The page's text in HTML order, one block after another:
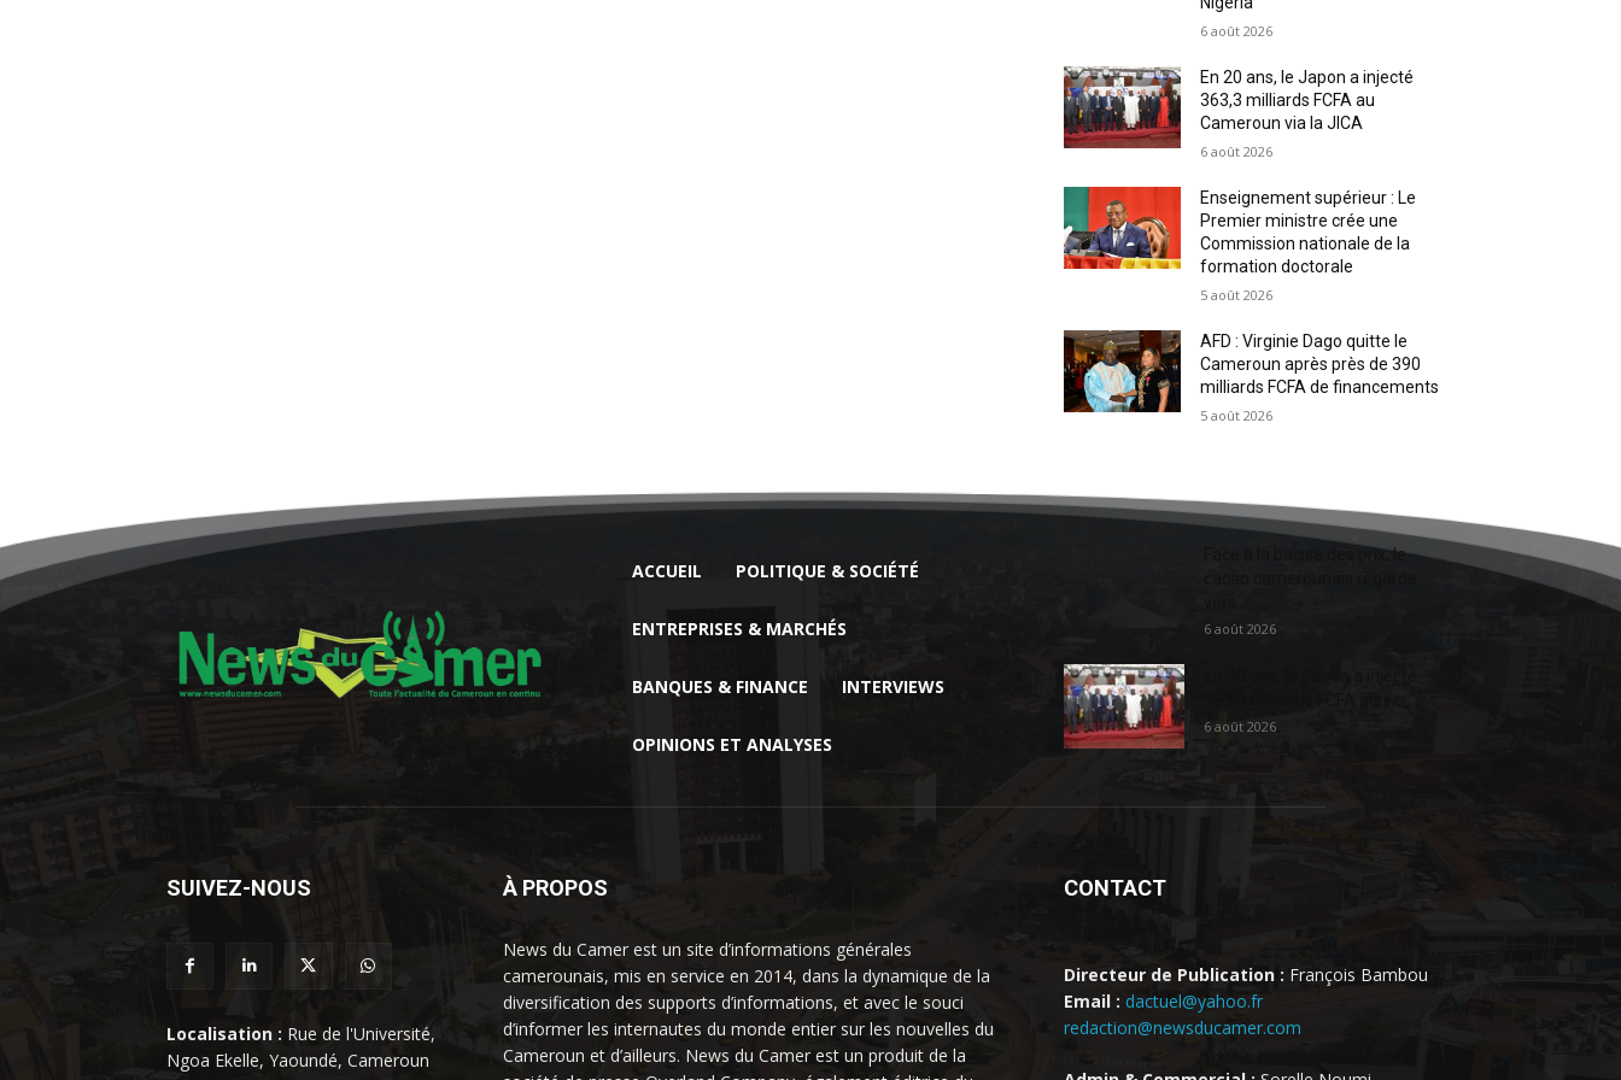
6 août 2026
En 20 ans, le Japon a injecté
363,3 milliards FCFA au
Cameroun via la JICA
6 août 2026
Enseignement supérieur : Le
Premier ministre crée une
Commission nationale de la
formation doctorale
5 août 2026
AFD : Virginie Dago quitte le
Cameroun après près de 390
milliards FCFA de financements
5 août 2026
ACCUEIL POLITIQUE & SOCIÉTÉ
ENTREPRISES & MARCHÉS
BANQUES & FINANCE INTERVIEWS
OPINIONS ET ANALYSES
Face à la baisse des prix, le
6 août 2026
6 août 2026
SUIVEZ-NOUS
Localisation : Rue de l'Université,
Ngoa Ekelle, Yaoundé, Cameroun
À PROPOS
News du Camer est un site d’informations générales
camerounais, mis en service en 2014, dans la dynamique de la
diversification des supports d’informations, et avec le souci
d’informer les internautes du monde entier sur les nouvelles du
Cameroun et d’ailleurs. News du Camer est un produit de la
CONTACT
Directeur de Publication : François Bambou
Email : dactuel@yahoo.fr
redaction@newsducamer.com